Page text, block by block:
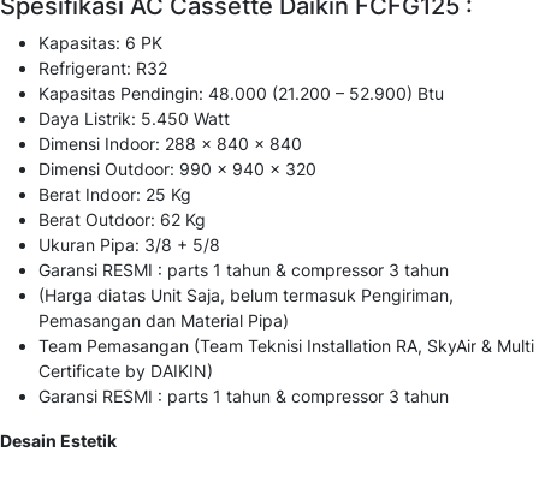
Kapasitas: 6 PK
Refrigerant: R32
Kapasitas Pendingin: 48.000 (21.200 – 52.900) Btu
Daya Listrik: 5.450 Watt
Dimensi Indoor: 288 x 840 x 840
Dimensi Outdoor: 990 x 940 x 320
Berat Indoor: 25 Kg
Berat Outdoor: 62 Kg
Ukuran Pipa: 3/8 + 5/8
Garansi RESMI : parts 1 tahun & compressor 3 tahun
(Harga diatas Unit Saja, belum termasuk Pengiriman,
Pemasangan dan Material Pipa)
Team Pemasangan (Team Teknisi Installation RA, SkyAir & Multi
Certificate by DAIKIN)
Garansi RESMI : parts 1 tahun & compressor 3 tahun
Desain Estetik